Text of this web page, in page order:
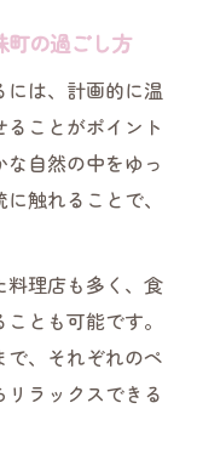
ラクゼーショ
跡巡りの魅力
町の過ごし方
は、計画的に温
ことがポイント
自然の中をゆっ
触れることで、
料理店も多く、食
とも可能です。
、それぞれのペ
ラックスできる